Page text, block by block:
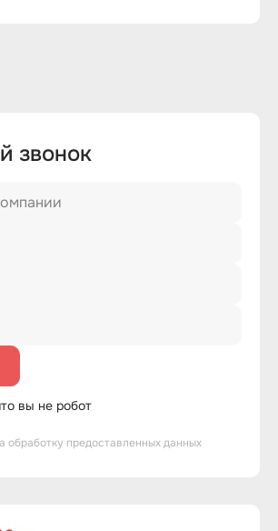
звонок
вы не робот
обработку предоставленных данных